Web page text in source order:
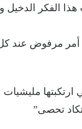
الفكر
مرفوض عند كل
مليشيات
تكاد تحصى”